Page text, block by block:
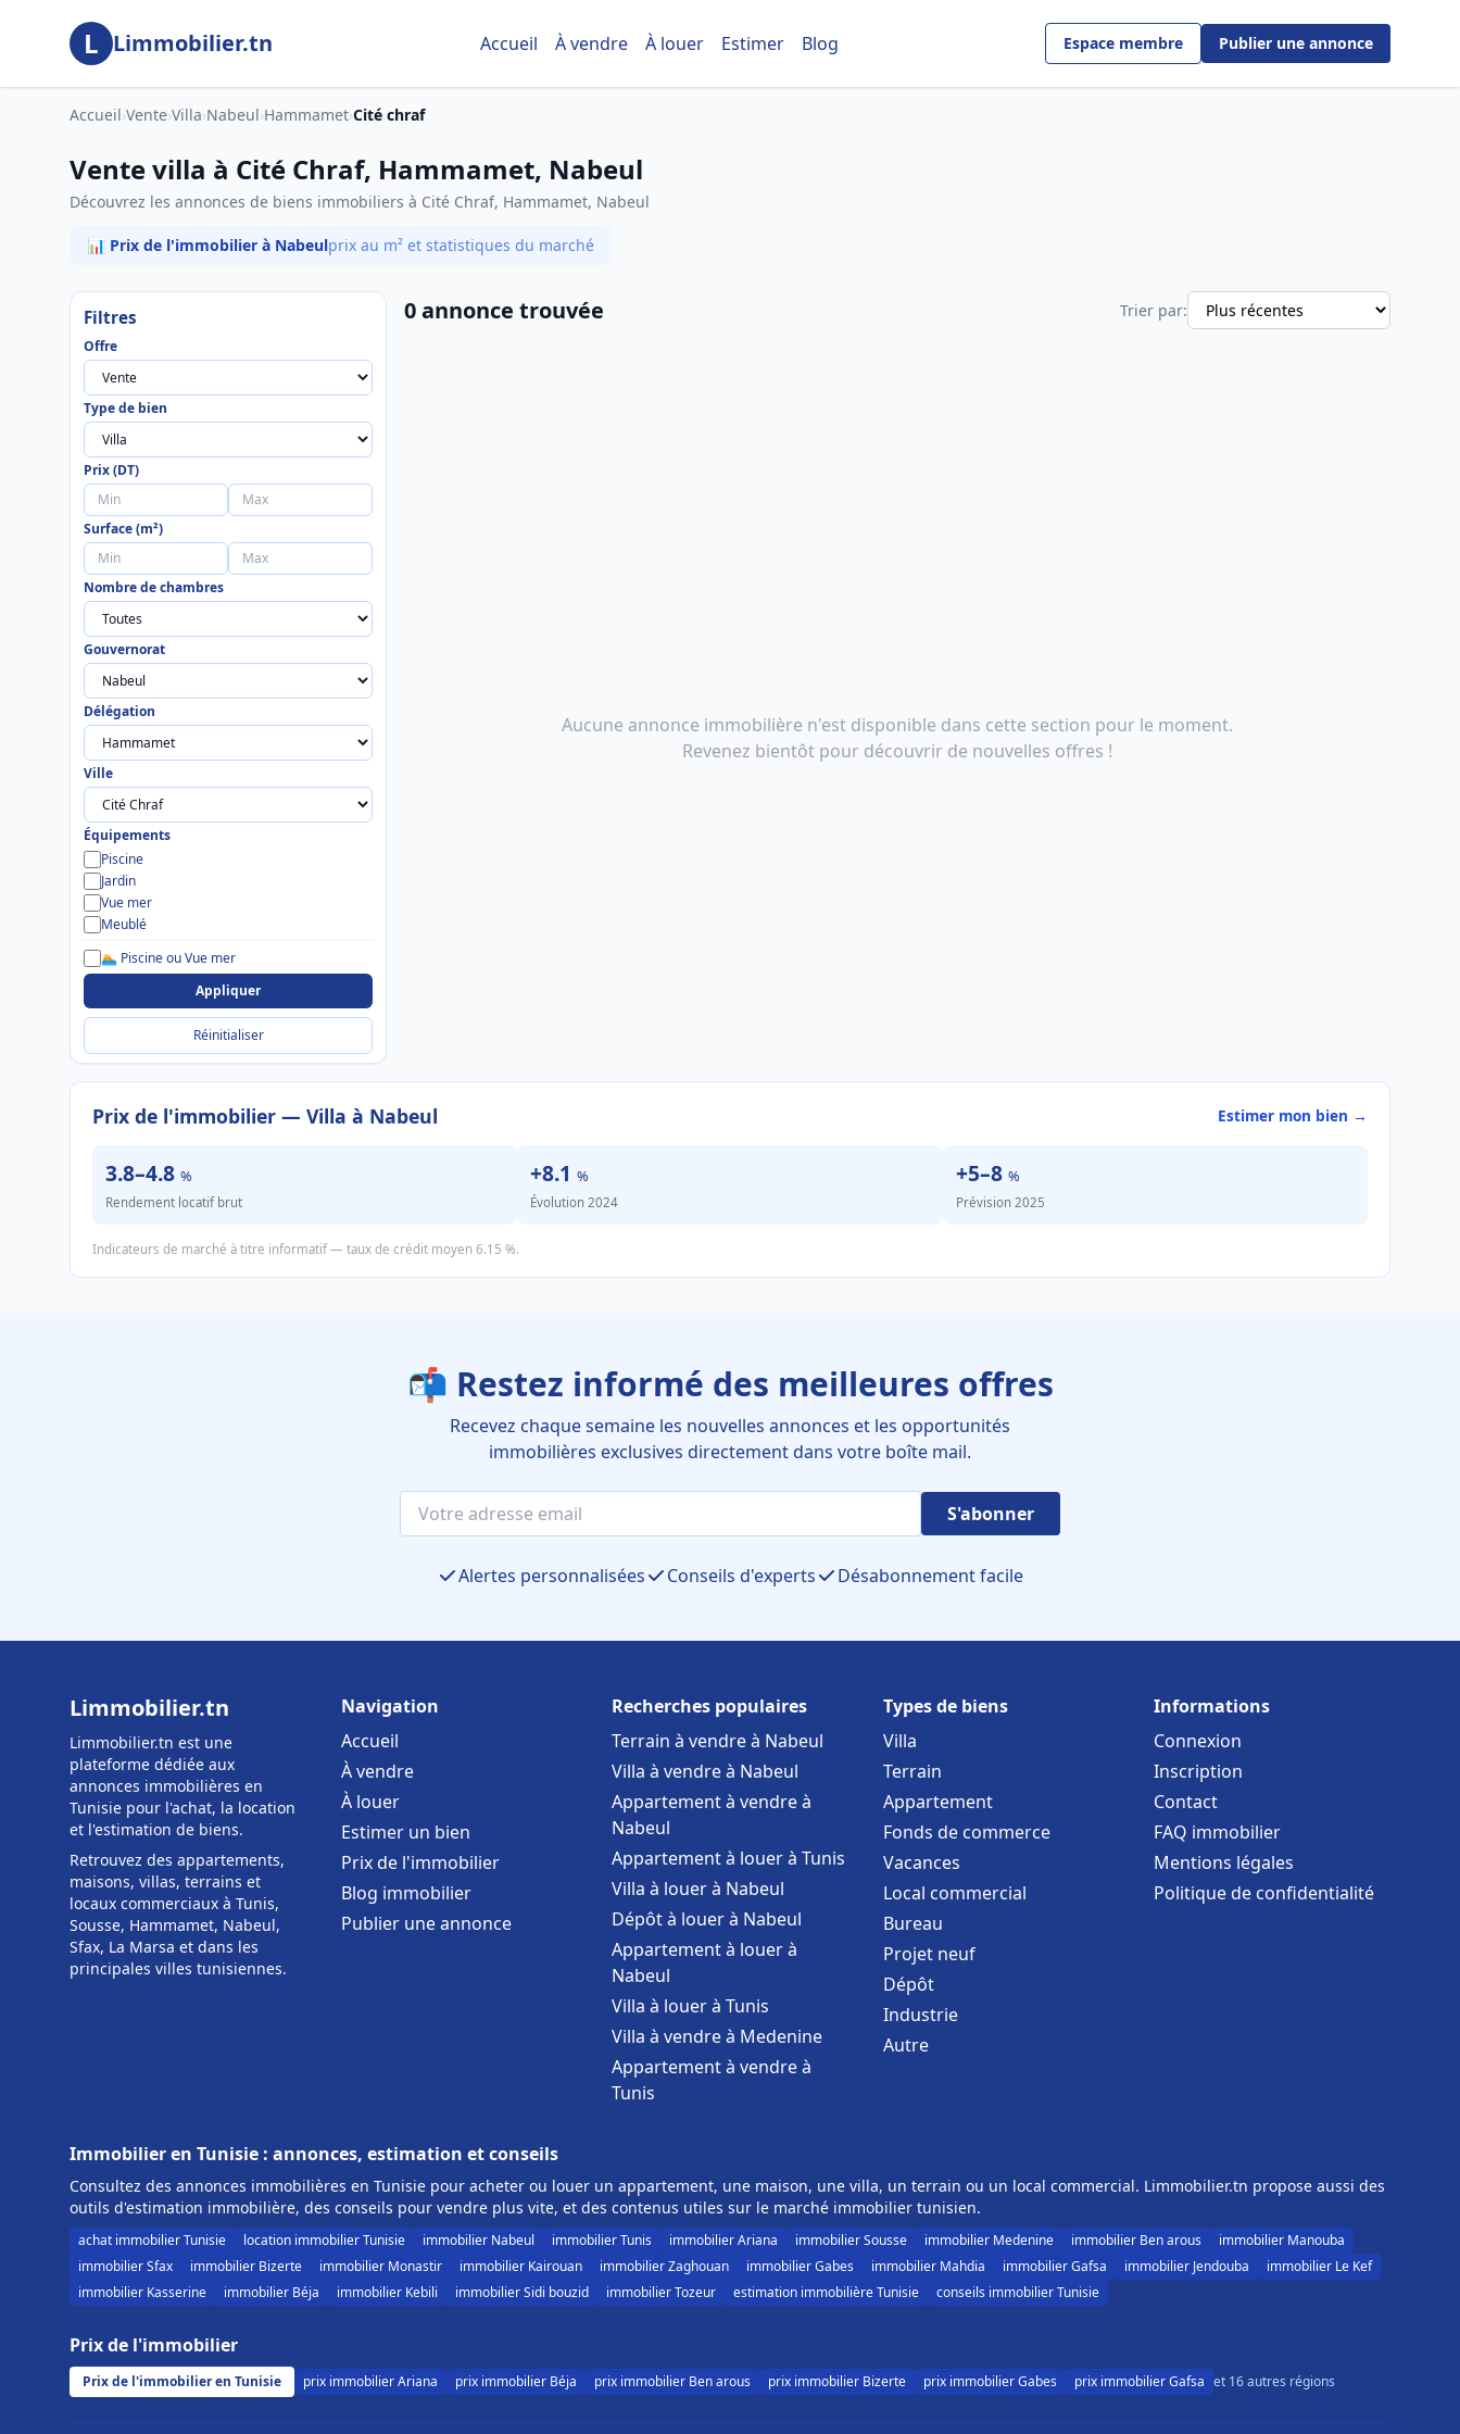
Aller au contenu principal
L Limmobilier.tn Accueil À vendre À louer Estimer Blog Espace membre Publier une annonce
Accueil›Vente›Villa›Nabeul›Hammamet›Cité chraf
Vente villa à Cité Chraf, Hammamet, Nabeul
Découvrez les annonces de biens immobiliers à Cité Chraf, Hammamet, Nabeul
📊 Prix de l'immobilier à Nabeulprix au m² et statistiques du marché
Filtres
Offre
Type de bien
Prix (DT)
Surface (m²)
Nombre de chambres
Gouvernorat
Délégation
Ville
Équipements
Piscine
Jardin
Vue mer
Meublé
🏊 Piscine ou Vue mer
Appliquer
Réinitialiser
0 annonce trouvée Trier par:
Aucune annonce immobilière n'est disponible dans cette section pour le moment.
Revenez bientôt pour découvrir de nouvelles offres !
Prix de l'immobilier — Villa à Nabeul Estimer mon bien →
3.8–4.8 %
Rendement locatif brut
+8.1%
Évolution 2024
+5–8 %
Prévision 2025
Indicateurs de marché à titre informatif — taux de crédit moyen 6.15 %.
📬 Restez informé des meilleures offres
Recevez chaque semaine les nouvelles annonces et les opportunités
immobilières exclusives directement dans votre boîte mail.
S'abonner
Alertes personnalisées Conseils d'experts Désabonnement facile
Limmobilier.tn
Limmobilier.tn est une
plateforme dédiée aux
annonces immobilières en
Tunisie pour l'achat, la location
et l'estimation de biens.
Retrouvez des appartements,
maisons, villas, terrains et
locaux commerciaux à Tunis,
Sousse, Hammamet, Nabeul,
Sfax, La Marsa et dans les
principales villes tunisiennes.
Navigation
Accueil
À vendre
À louer
Estimer un bien
Prix de l'immobilier
Blog immobilier
Publier une annonce
Recherches populaires
Terrain à vendre à Nabeul
Villa à vendre à Nabeul
Appartement à vendre à
Nabeul
Appartement à louer à Tunis
Villa à louer à Nabeul
Dépôt à louer à Nabeul
Appartement à louer à
Nabeul
Villa à louer à Tunis
Villa à vendre à Medenine
Appartement à vendre à
Tunis
Types de biens
Villa
Terrain
Appartement
Fonds de commerce
Vacances
Local commercial
Bureau
Projet neuf
Dépôt
Industrie
Autre
Informations
Connexion
Inscription
Contact
FAQ immobilier
Mentions légales
Politique de confidentialité
Immobilier en Tunisie : annonces, estimation et conseils
Consultez des annonces immobilières en Tunisie pour acheter ou louer un appartement, une maison, une villa, un terrain ou un local commercial. Limmobilier.tn propose aussi des
outils d'estimation immobilière, des conseils pour vendre plus vite, et des contenus utiles sur le marché immobilier tunisien.
achat immobilier Tunisie location immobilier Tunisie immobilier Nabeul immobilier Tunis immobilier Ariana immobilier Sousse immobilier Medenine immobilier Ben arous
immobilier Manouba
immobilier Sfax
immobilier Bizerte immobilier Monastir immobilier Kairouan immobilier Zaghouan immobilier Gabes immobilier Mahdia immobilier Gafsa immobilier Jendouba
immobilier Le Kef
immobilier Kasserine
immobilier Béja immobilier Kebili immobilier Sidi bouzid immobilier Tozeur estimation immobilière Tunisie conseils immobilier Tunisie
Prix de l'immobilier
Prix de l'immobilier en Tunisie prix immobilier Ariana prix immobilier Béja prix immobilier Ben arous prix immobilier Bizerte prix immobilier Gabes prix immobilier Gafsa et 16 autres régions